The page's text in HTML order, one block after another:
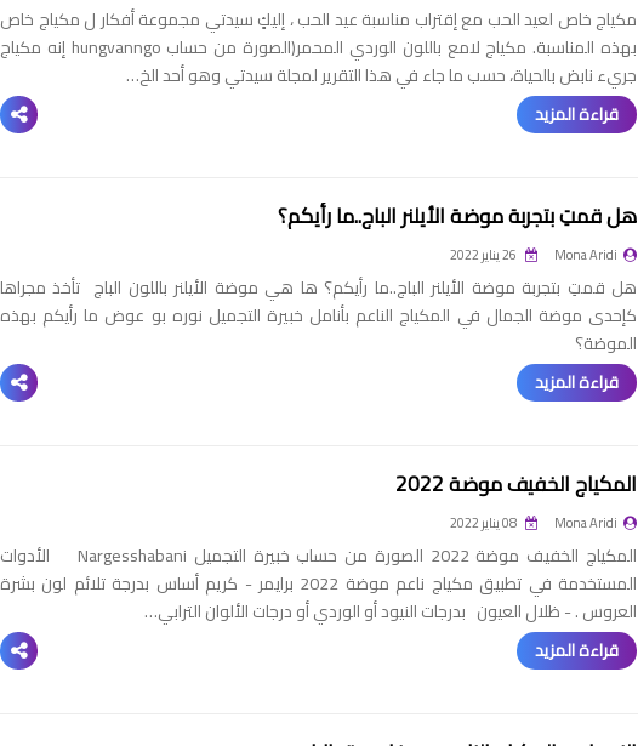
مكياج خاص لعيد الحب مع إقتراب مناسبة عيد الحب ، إليكٍ سيدتي مجموعة أفكار ل مكياج خاص
بهذه المناسبة. مكياج لامع باللون الوردي المحمر(الصورة من حساب hungvanngo إنه مكياج
جريء نابض بالحياة، حسب ما جاء في هذا التقرير لمجلة سيدتي وهو أحد الخ…
قراءة المزيد
هل قمتِ بتجربة موضة الأيلنر الباج..ما رأيكم؟
Mona Aridi
هل قمتِ بتجربة موضة الأيلنر الباج..ما رأيكم؟ ها هي موضة الأيلنر باللون الباج تأخذ مجراها
كإحدى موضة الجمال في المكياج الناعم بأنامل خبيرة التجميل نوره بو عوض ما رأيكم بهذه
الموضة؟
قراءة المزيد
المكياج الخفيف موضة 2022
Mona Aridi
المكياج الخفيف موضة 2022 الصورة من حساب خبيرة التجميل Nargesshabani الأدوات
المستخدمة في تطبيق مكياج ناعم موضة 2022 برايمر - كريم أساس بدرجة تلائم لون بشرة
العروس . - ظلال العيون بدرجات النيود أو الوردي أو درجات الألوان الترابي…
قراءة المزيد